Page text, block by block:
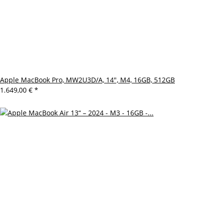
Apple MacBook Pro, MW2U3D/A, 14", M4, 16GB, 512GB
1.649,00 € *